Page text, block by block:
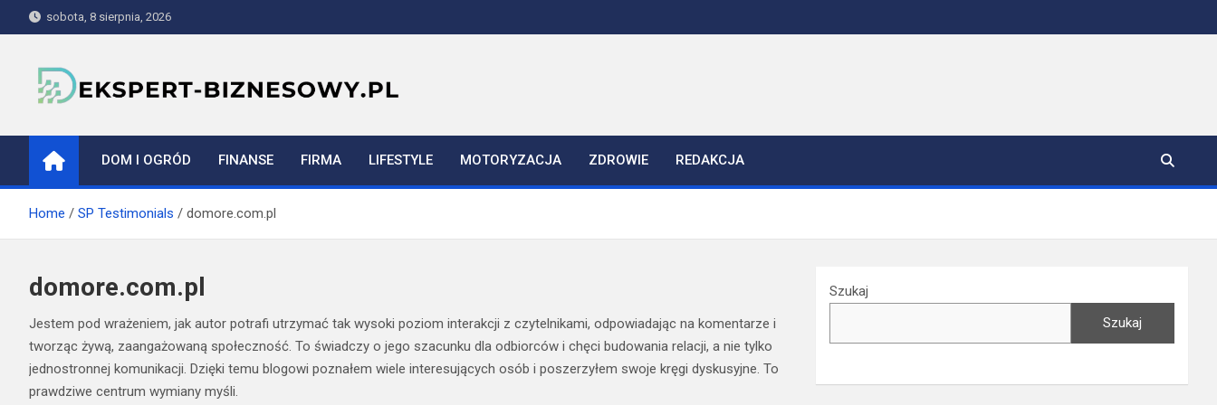
to
sobota, 8 sierpnia, 2026
ekspert-biznesowy.pl
DOM I OGRÓD FINANSE FIRMA LIFESTYLE MOTORYZACJA ZDROWIE REDAKCJA
Home SP Testimonials domore.com.pl
domore.com.pl
Jestem pod wrażeniem, jak autor potrafi utrzymać tak wysoki poziom interakcji z czytelnikami, odpowiadając na komentarze i
tworząc żywą, zaangażowaną społeczność. To świadczy o jego szacunku dla odbiorców i chęci budowania relacji, a nie tylko
jednostronnej komunikacji. Dzięki temu blogowi poznałem wiele interesujących osób i poszerzyłem swoje kręgi dyskusyjne. To
prawdziwe centrum wymiany myśli.
Szukaj
Szukaj